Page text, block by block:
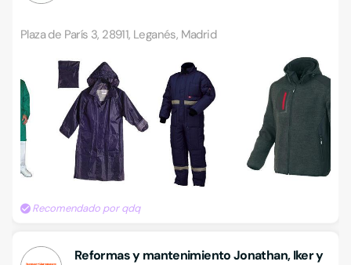
Plaza de París 3, 28911, Leganés, Madrid
Recomendado por qdq
Reformas y mantenimiento Jonathan, Iker y